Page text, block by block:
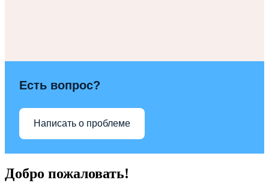
Есть вопрос?
Написать о проблеме
Добро пожаловать!